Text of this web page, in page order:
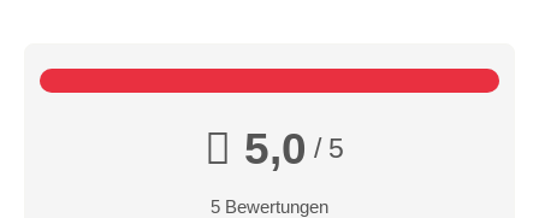
5,0 / 5
5 Bewertungen